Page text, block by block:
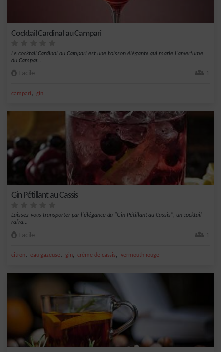
Cocktail Cardinal au Campari
Le cocktail Cardinal au Campari est une boisson élégante qui marie l'amertume
du Campar...
Facile 1
campari, gin
Gin Pétillant au Cassis
Laissez-vous transporter par l'élégance du "Gin Pétillant au Cassis", un cocktail
rafra...
Facile 1
citron, eau gazeuse, gin, crème de cassis, vermouth rouge